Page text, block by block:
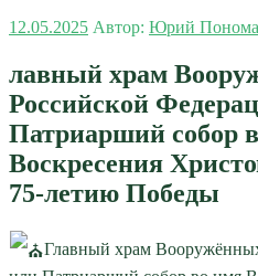
Опубликовано
12.05.2025 Автор: Юрий
лавный храм
Российской
Патриарший собор
Воскресения
75-летию Победы
Главный храм